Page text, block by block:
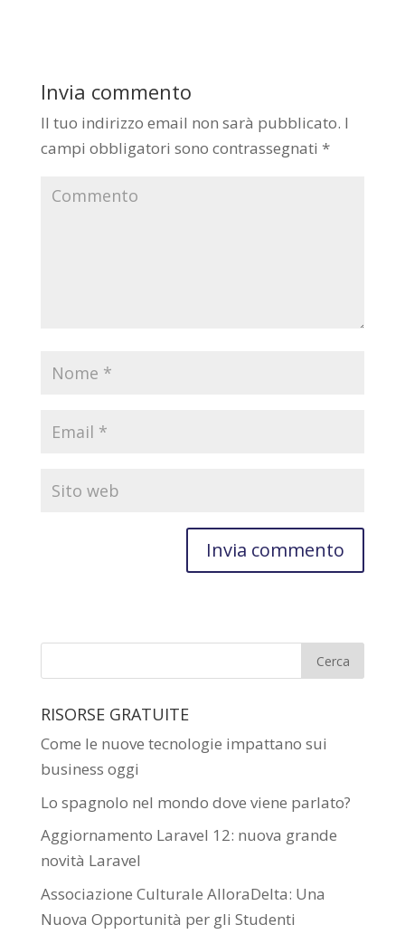
Invia commento
Il tuo indirizzo email non sarà pubblicato. I
campi obbligatori sono contrassegnati *
RISORSE GRATUITE
Come le nuove tecnologie impattano sui
business oggi
Lo spagnolo nel mondo dove viene parlato?
Aggiornamento Laravel 12: nuova grande
novità Laravel
Associazione Culturale AlloraDelta: Una
Nuova Opportunità per gli Studenti